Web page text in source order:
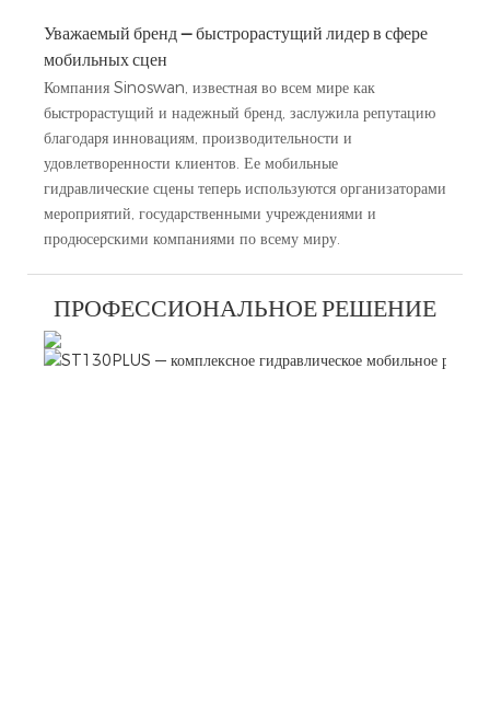
Уважаемый бренд — быстрорастущий лидер в сфере
мобильных сцен
Компания Sinoswan, известная во всем мире как
быстрорастущий и надежный бренд, заслужила репутацию
благодаря инновациям, производительности и
удовлетворенности клиентов. Ее мобильные
гидравлические сцены теперь используются организаторами
мероприятий, государственными учреждениями и
продюсерскими компаниями по всему миру.
ПРОФЕССИОНАЛЬНОЕ РЕШЕНИЕ